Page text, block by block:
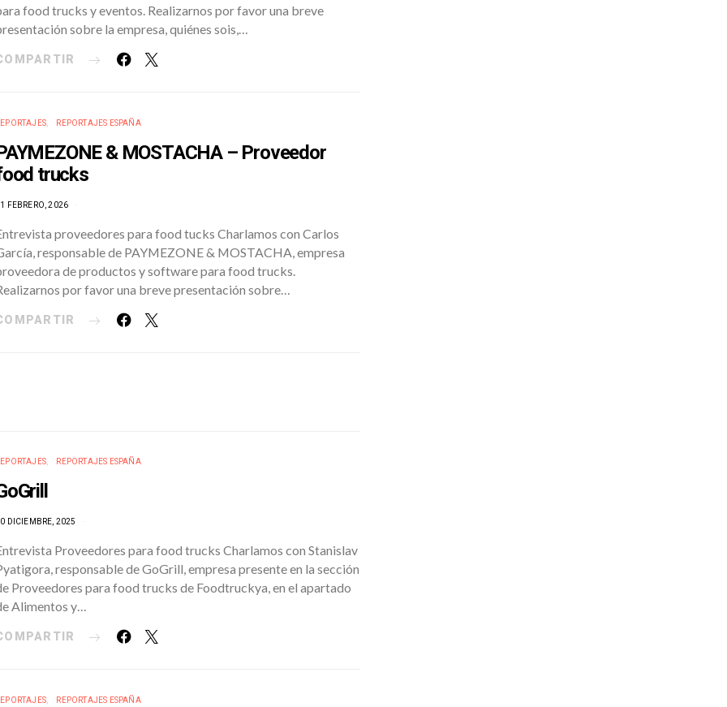
food trucks y eventos. Realizarnos por favor una breve
sobre la empresa, quiénes sois,…
REPORTAJES ESPAÑA
& MOSTACHA – Proveedor
trucks
FEBRERO, 2026
proveedores para food tucks Charlamos con Carlos
responsable de PAYMEZONE & MOSTACHA, empresa
de productos y software para food trucks.
por favor una breve presentación sobre…
REPORTAJES ESPAÑA
DICIEMBRE, 2025
Proveedores para food trucks Charlamos con Stanislav
responsable de GoGrill, empresa presente en la sección
Proveedores para food trucks de Foodtruckya, en el apartado
Alimentos y…
REPORTAJES ESPAÑA